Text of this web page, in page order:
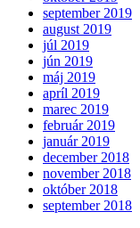
september 2019
august 2019
júl 2019
jún 2019
máj 2019
apríl 2019
marec 2019
február 2019
január 2019
december 2018
november 2018
október 2018
september 2018